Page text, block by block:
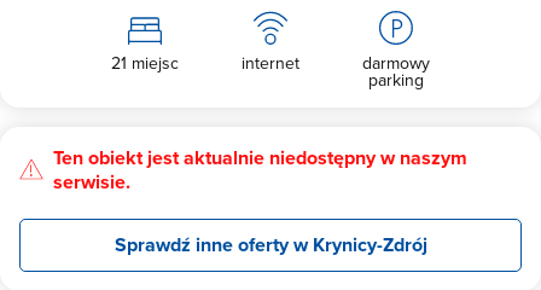
21 miejsc internet darmowy
parking
Ten obiekt jest aktualnie niedostępny w naszym
serwisie.
Sprawdź inne oferty w Krynicy-Zdrój